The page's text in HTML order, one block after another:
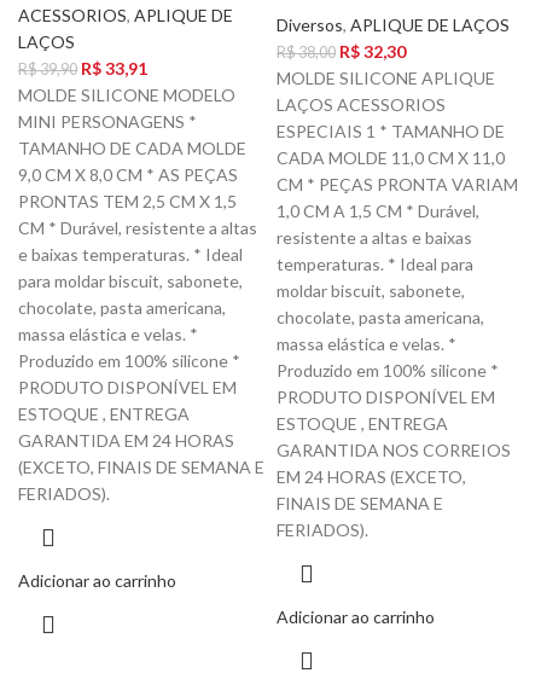
ACESSORIOS, APLIQUE DE
LAÇOS
R$39,90 R$33,91
MOLDE SILICONE MODELO
MINI PERSONAGENS *
TAMANHO DE CADA MOLDE
9,0 CM X 8,0 CM * AS PEÇAS
PRONTAS TEM 2,5 CM X 1,5
CM * Durável, resistente a altas
e baixas temperaturas. * Ideal
para moldar biscuit, sabonete,
chocolate, pasta americana,
massa elástica e velas. *
Produzido em 100% silicone *
PRODUTO DISPONÍVEL EM
ESTOQUE , ENTREGA
GARANTIDA EM 24 HORAS
(EXCETO, FINAIS DE SEMANA E
FERIADOS).
Adicionar ao carrinho
Diversos, APLIQUE DE LAÇOS
R$38,00 R$32,30
MOLDE SILICONE APLIQUE
LAÇOS ACESSORIOS
ESPECIAIS 1 * TAMANHO DE
CADA MOLDE 11,0 CM X 11,0
CM * PEÇAS PRONTA VARIAM
1,0 CM A 1,5 CM * Durável,
resistente a altas e baixas
temperaturas. * Ideal para
moldar biscuit, sabonete,
chocolate, pasta americana,
massa elástica e velas. *
Produzido em 100% silicone *
PRODUTO DISPONÍVEL EM
ESTOQUE , ENTREGA
GARANTIDA NOS CORREIOS
EM 24 HORAS (EXCETO,
FINAIS DE SEMANA E
FERIADOS).
Adicionar ao carrinho